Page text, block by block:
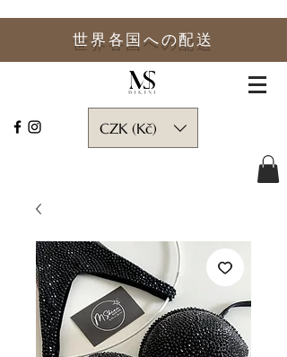
世界各国への配送
CZK (Kč)